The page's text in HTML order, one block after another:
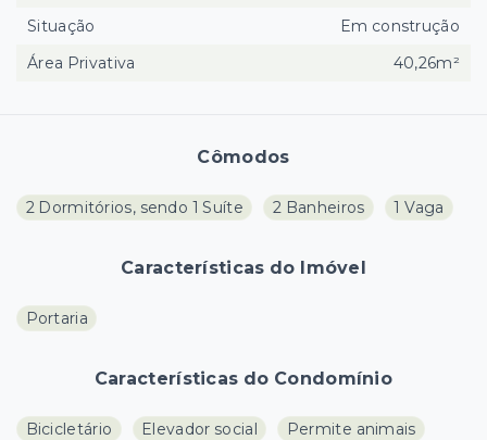
Cômodos
2 Dormitórios, sendo 1 Suíte 2 Banheiros 1 Vaga
Características do Imóvel
Portaria
Características do Condomínio
Bicicletário Elevador social
Permite animais
Situação
Em construção
Área Privativa
40,26m²